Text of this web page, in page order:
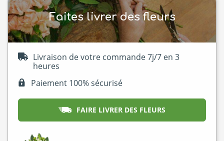
Faites livrer des fleurs
Livraison de votre commande 7j/7 en 3
heures
Paiement 100% sécurisé
FAIRE LIVRER DES FLEURS